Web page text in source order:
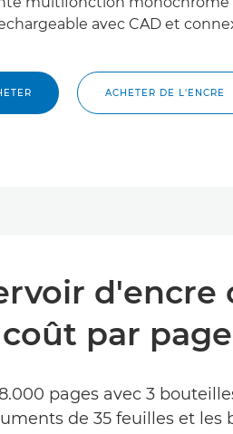
avec CAD et
ACHETER DE L'ENCRE
d'encre
par page
pages avec 3
de 35 feuilles et les